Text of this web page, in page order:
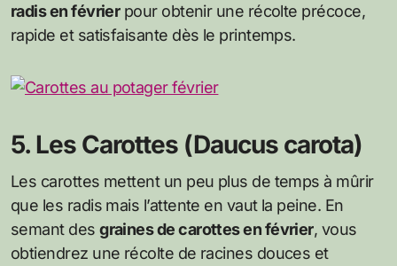
radis en févrierpour obtenir une récolte précoce,
rapide et satisfaisante dès le printemps.
5. Les Carottes (Daucus carota)
Les carottes mettent un peu plus de temps à mûrir
que les radis mais l’attente en vaut la peine. En
semant desgraines de carottes en février, vous
obtiendrez une récolte de racines douces et